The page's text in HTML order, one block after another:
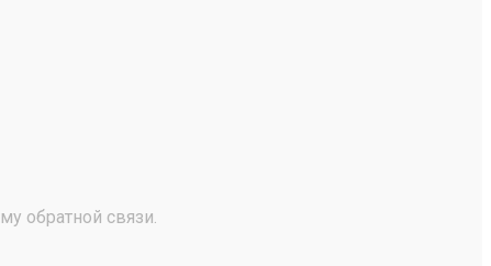
обратной связи.